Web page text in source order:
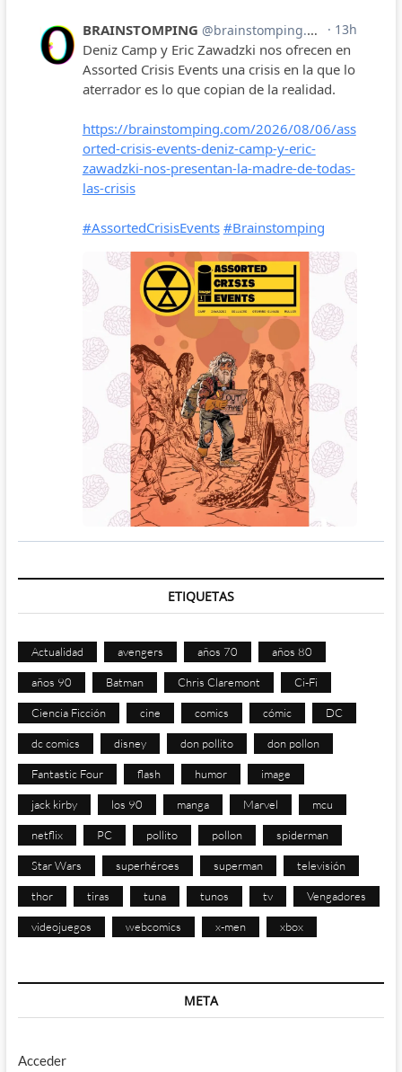
ETIQUETAS
Actualidad avengers años 70 años 80
años 90 Batman Chris Claremont Ci-Fi
Ciencia Ficción cine comics cómic DC
dc comics disney don pollito don pollon
Fantastic Four flash humor image
jack kirby los 90 manga Marvel mcu
netflix PC pollito pollon spiderman
Star Wars superhéroes superman televisión
thor tiras tuna tunos tv Vengadores
videojuegos webcomics x-men xbox
META
Acceder